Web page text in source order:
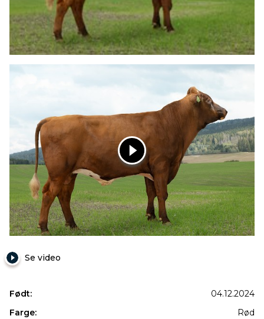
12527
NR
Helbostad-
P
Se video
Født:
04.12.2024
Farge:
Rød